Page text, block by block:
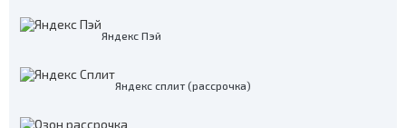
Яндекс Пэй
Яндекс сплит (рассрочка)